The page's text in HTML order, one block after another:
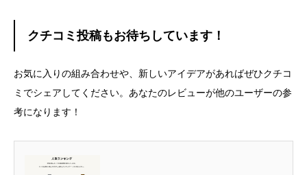
クチコミ投稿もお待ちしています！
お気に入りの組み合わせや、新しいアイデアがあればぜひクチコ
ミでシェアしてください。あなたのレビューが他のユーザーの参
考になります！